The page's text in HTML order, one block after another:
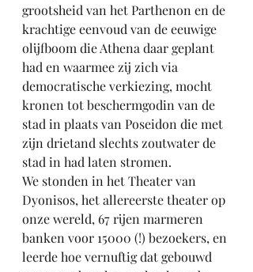
grootsheid van het Parthenon en de
krachtige eenvoud van de eeuwige
olijfboom die Athena daar geplant
had en waarmee zij zich via
democratische verkiezing, mocht
kronen tot beschermgodin van de
stad in plaats van Poseidon die met
zijn drietand slechts zoutwater de
stad in had laten stromen.
We stonden in het Theater van
Dyonisos, het allereerste theater op
onze wereld, 67 rijen marmeren
banken voor 15000 (!) bezoekers, en
leerde hoe vernuftig dat gebouwd